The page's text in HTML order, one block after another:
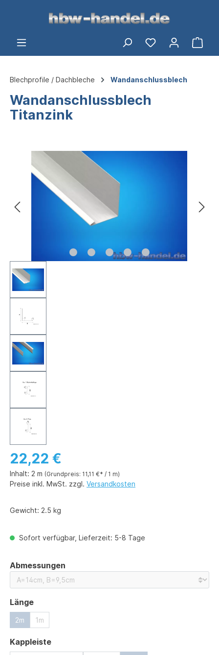
springen
Blechprofile / Dachbleche Wandanschlussblech
Wandanschlussblech
Titanzink
Bildergalerie überspringen
22,22 €
Inhalt: 2 m (Grundpreis: 11,11 €* / 1 m)
Preise inkl. MwSt. zzgl. Versandkosten
Gewicht: 2.5 kg
Sofort verfügbar, Lieferzeit: 5-8 Tage
Abmessungen
Längeauswählen
2m 1m
Kappleisteauswählen